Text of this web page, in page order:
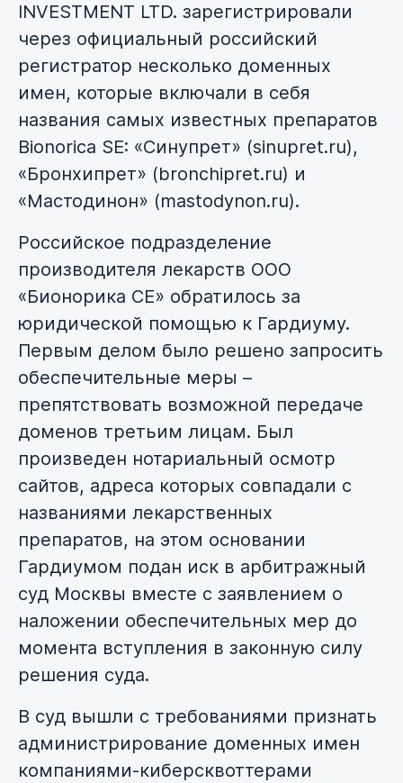
INVESTMENT LTD. зарегистрировали
через официальный российский
регистратор несколько доменных
имен, которые включали в себя
названия самых известных препаратов
Bionorica SE: «Синупрет» (sinupret.ru),
«Бронхипрет» (bronchipret.ru) и
«Мастодинон» (mastodynon.ru).
Российское подразделение
производителя лекарств ООО
«Бионорика СЕ» обратилось за
юридической помощью к Гардиуму.
Первым делом было решено запросить
обеспечительные меры –
препятствовать возможной передаче
доменов третьим лицам. Был
произведен нотариальный осмотр
сайтов, адреса которых совпадали с
названиями лекарственных
препаратов, на этом основании
Гардиумом подан иск в арбитражный
суд Москвы вместе с заявлением о
наложении обеспечительных мер до
момента вступления в законную силу
решения суда.
В суд вышли с требованиями признать
администрирование доменных имен
компаниями-киберсквоттерами